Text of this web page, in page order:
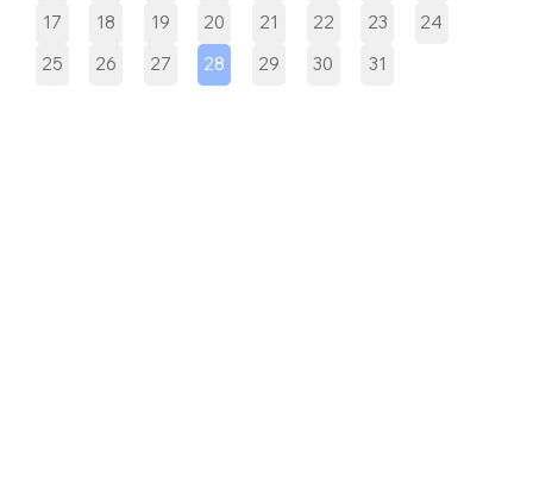
17
18 19 20 21 22 23
24
25
26 27 28 29 30 31